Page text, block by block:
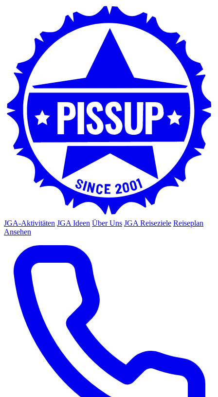
JGA-Aktivitäten JGA Ideen Über Uns JGA Reiseziele Reiseplan
Ansehen